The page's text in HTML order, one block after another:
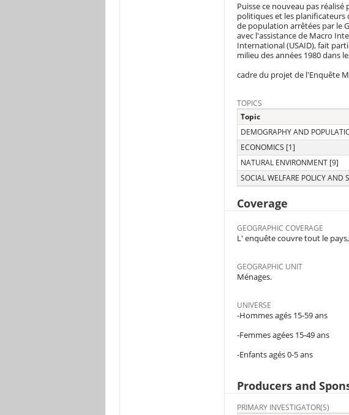
Puisse ce nouveau pas
politiques et les planificateurs
de population arrêtées par le
avec l'assistance de Macro
International (USAID), fait
milieu des années 1980 dans
cadre du projet de l'Enquête
TOPICS
Topic
DEMOGRAPHY AND
ECONOMICS [1]
NATURAL ENVIRONMENT [9]
SOCIAL WELFARE POLICY AND
Coverage
GEOGRAPHIC COVERAGE
L' enquête couvre tout le
GEOGRAPHIC UNIT
Ménages.
UNIVERSE
-Hommes agés 15-59 ans
-Femmes agées 15-49 ans
-Enfants agés 0-5 ans
Producers and
PRIMARY INVESTIGATOR(S)